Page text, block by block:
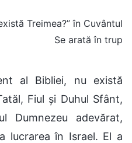
Treimea?” în Cuvântul
Se arată în trup
al Bibliei, nu există
Fiul și Duhul Sfânt,
Dumnezeu adevărat,
lucrarea în Israel. El a